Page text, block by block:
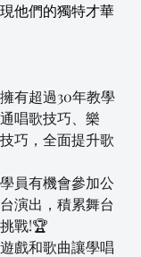
他們的獨特才華
有超過30年教學
唱歌技巧、樂
巧，全面提升歌
員有機會參加公
演出，積累舞台
戰!🏆
戲和歌曲讓學唱